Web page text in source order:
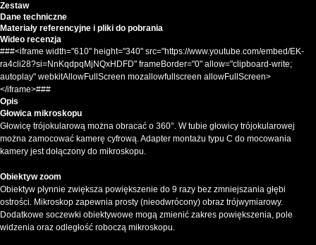
Zestaw
Dane techniczne
Materiały referencyjne i pliki do pobrania
Wideo recenzja
###<iframe width="610" height="340" src="https://www.youtube.com/embed/EK-
ra4cli28?si=NnKqdpqMjNQxHDFD" frameBorder="0" allow="clipboard-write;
autoplay" webkitAllowFullScreen mozallowfullscreen allowFullScreen>
</iframe>###
Opis
Głowica mikroskopu
Głowicę trójokularową można obracać o 360°. W tubie głowicy trójokularowej
można zamocować kamerę cyfrową. Adapter montażu typu C do mocowania
kamery jest dołączony do mikroskopu.
Obiektyw zoom
Obiektyw płynnie zwiększa powiększenie do 9 razy bez zmniejszania głębi
ostrości. Mikroskop zapewnia prosty (nieodwrócony) obraz trójwymiarowy.
Dodatkowe soczewki obiektywowe mogą zmienić zakres powiększenia, pole
widzenia oraz odległość roboczą mikroskopu.